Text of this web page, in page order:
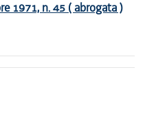
1971, n. 45 ( abrogata )